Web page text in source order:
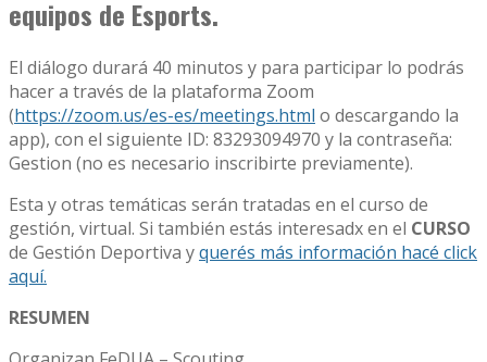
equipos de Esports.
El diálogo durará 40 minutos y para participar lo podrás
hacer a través de la plataforma Zoom
(https://zoom.us/es-es/meetings.html o descargando la
app), con el siguiente ID: 83293094970 y la contraseña:
Gestion (no es necesario inscribirte previamente).
Esta y otras temáticas serán tratadas en el curso de
gestión, virtual. Si también estás interesadx en el CURSO
de Gestión Deportiva yquerés más información hacé click
aquí.
RESUMEN